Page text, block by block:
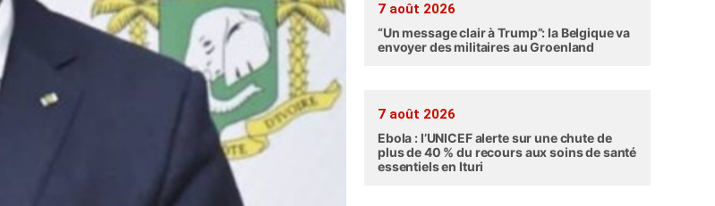
7 août 2026
“Un message clair à Trump”: la Belgique va
envoyer des militaires au Groenland
7 août 2026
Ebola : l’UNICEF alerte sur une chute de
plus de 40 % du recours aux soins de santé
essentiels en Ituri